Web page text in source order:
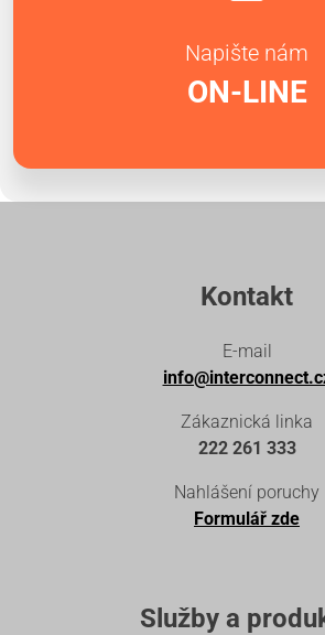
Napište nám
ON-LINE
Kontakt
E-mail
Zákaznická linka
222 261 333
Nahlášení poruchy
Formulář zde
Služby a